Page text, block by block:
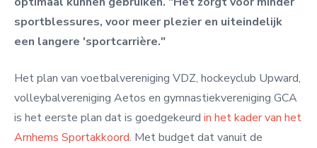
sportblessures, voor meer plezier en uiteindelijk
een langere 'sportcarrière."
Het plan van voetbalvereniging VDZ, hockeyclub Upward,
volleybalvereniging Aetos en gymnastiekvereniging GCA
is het eerste plan dat is goedgekeurd in het kader van het
Arnhems Sportakkoord. Met budget dat vanuit de